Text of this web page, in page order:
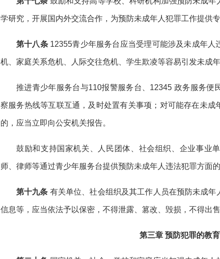
学研究，开展国内外交流合作，为预防未成年人犯罪工作提供
第十八条 12355青少年服务台应当受理可能涉及未成年
机、家庭关系危机、人际交往危机、学生欺凌等容易引发未成
推进青少年服务台与110报警服务台、12345 政务服务便
察服务热线等互联互通，及时处置有关事项；对可能存在未
的，应当立即向公安机关报告。
鼓励和支持国家机关、人民团体、社会组织、企业事业
师、律师等通过青少年服务台提供预防未成年人违法犯罪方面
第十九条 有关单位、社会组织及其工作人员在预防未成
信息等，应当依法予以保密，不得泄露、篡改、毁损，不得出
第三章 预防犯罪的教育